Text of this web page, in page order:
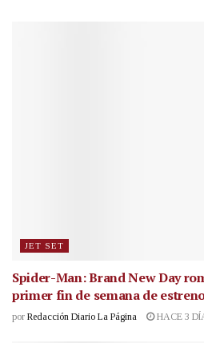
JET SET
Spider-Man: Brand New Day
primer fin de semana de
por Redacción Diario La Página HACE 3